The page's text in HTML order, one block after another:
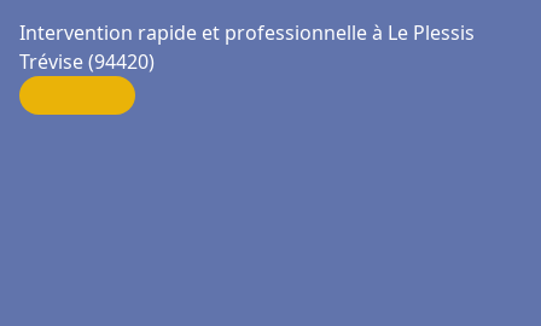
Intervention rapide et professionnelle à Le Plessis
Trévise (94420)